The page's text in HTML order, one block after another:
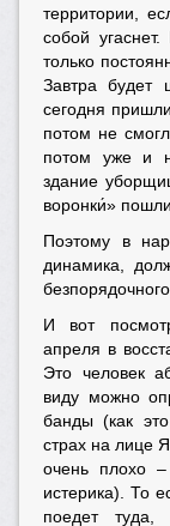
территории,
собой
только
Завтра будет
сегодня
потом не
потом уже и
здание
воронки́»
Поэтому в
динамика,
И вот
апреля в
Это человек
виду можно
банды (как
страх на лице
очень плохо
истерика). То
поедет